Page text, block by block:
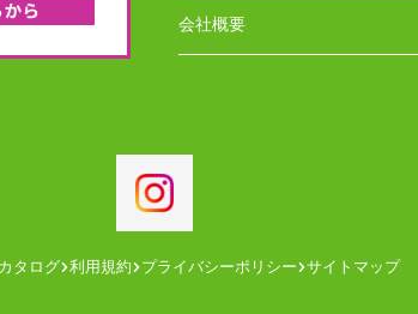
会社概要
タログ 利用規約 プライバシーポリシー サイトマップ